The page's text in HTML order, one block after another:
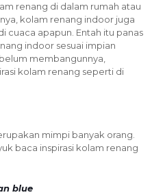
renang di dalam rumah atau
kolam renang indoor juga
cuaca apapun. Entah itu panas
indoor sesuai impian
membangunnya,
kolam renang seperti di
mimpi banyak orang.
baca inspirasi kolam renang
blue